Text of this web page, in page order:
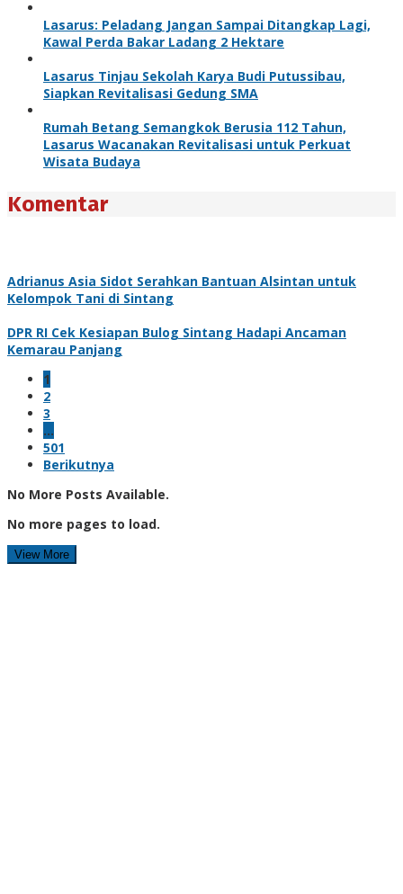
Lasarus: Peladang Jangan Sampai Ditangkap Lagi,
Kawal Perda Bakar Ladang 2 Hektare
Lasarus Tinjau Sekolah Karya Budi Putussibau,
Siapkan Revitalisasi Gedung SMA
Rumah Betang Semangkok Berusia 112 Tahun,
Lasarus Wacanakan Revitalisasi untuk Perkuat
Wisata Budaya
Komentar
Adrianus Asia Sidot Serahkan Bantuan Alsintan untuk
Kelompok Tani di Sintang
DPR RI Cek Kesiapan Bulog Sintang Hadapi Ancaman
Kemarau Panjang
1
2
3
…
501
Berikutnya
No More Posts Available.
No more pages to load.
View More